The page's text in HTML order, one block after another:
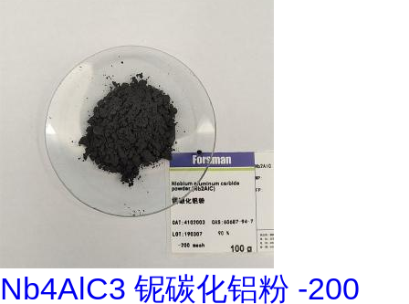
Nb4AlC3 铌碳化铝粉 -200